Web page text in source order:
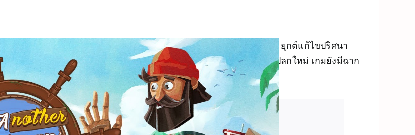
ะของตัวเอง และควบคุมอวัยวะเหล่านั้นได้อย่างอิสระ โดยนำมาประยุกต์แก้ไขปริศนา
มกับเครื่องมือ เพื่อเปิดเส้นทางสู่ด่านถัดไป นอกจากกลไกการเล่นที่แปลกใหม่ เกมยังมีฉาก
ม่” เหมาะสำหรับคนที่ชอบความแปลกใหม่ในโลก VR